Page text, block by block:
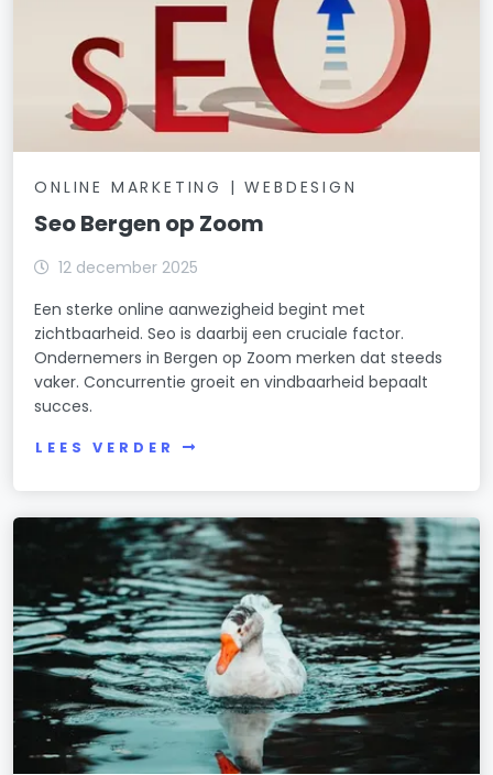
ONLINE MARKETING | WEBDESIGN
Seo Bergen op Zoom
12 december 2025
Een sterke online aanwezigheid begint met
zichtbaarheid. Seo is daarbij een cruciale factor.
Ondernemers in Bergen op Zoom merken dat steeds
vaker. Concurrentie groeit en vindbaarheid bepaalt
succes.
LEES VERDER